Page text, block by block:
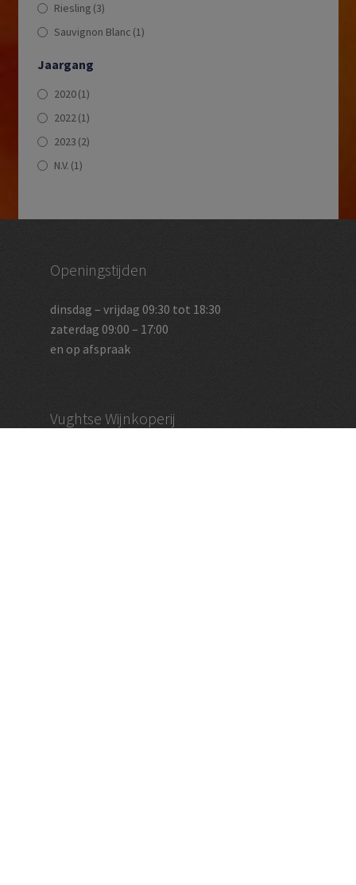
Riesling (3)
Sauvignon Blanc (1)
Jaargang
2020(1)
2022(1)
2023 (2)
N.V. (1)
Openingstijden
dinsdag – vrijdag 09:30 tot 18:30
zaterdag 09:00 – 17:00
en op afspraak
Vughtse Wijnkoperij